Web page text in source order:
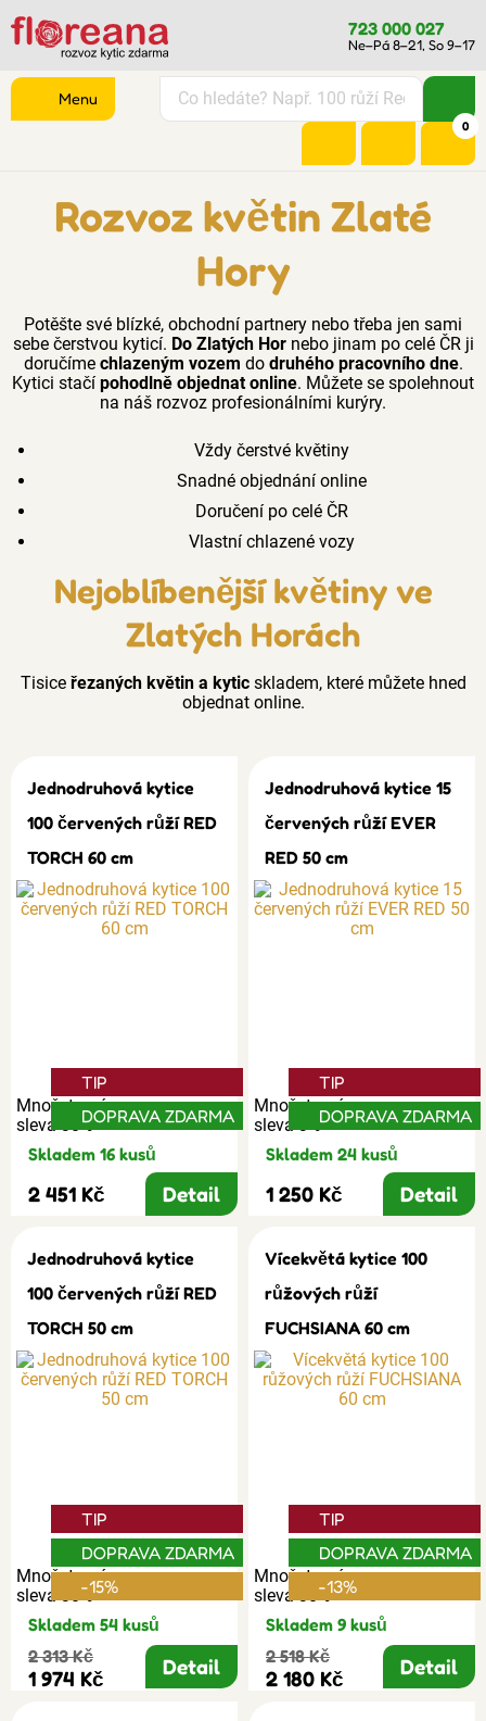
723 000 027
Ne–Pá 8–21, So 9–17
0
Menu
Rozvoz květin Zlaté
Hory
Potěšte své blízké, obchodní partnery nebo třeba jen sami
sebe čerstvou kyticí. Do Zlatých Hornebo jinam po celé ČR ji
doručíme chlazeným vozem do druhého pracovního dne.
Kytici stačí pohodlně objednat online. Můžete se spolehnout
na náš rozvoz profesionálními kurýry.
Vždy čerstvé květiny
Snadné objednání online
Doručení po celé ČR
Vlastní chlazené vozy
Nejoblíbenější květiny ve
Zlatých Horách
Tisice řezaných květin a kyticskladem, které můžete hned
objednat online.
Jednodruhová kytice
100 červených růží RED
TORCH 60 cm
Množstevní
sleva 30%
TIP
DOPRAVA ZDARMA
Skladem 16 kusů
2 451 Kč Detail
Jednodruhová kytice 15
červených růží EVER
RED 50 cm
Množstevní
sleva 3%
TIP
DOPRAVA ZDARMA
Skladem 24 kusů
1 250 Kč Detail
Jednodruhová kytice
100 červených růží RED
TORCH 50 cm
Množstevní
sleva 30%
TIP
DOPRAVA ZDARMA
-15%
Skladem 54 kusů
2 313 Kč
1 974 Kč Detail
Vícekvětá kytice 100
růžových růží
FUCHSIANA 60 cm
Množstevní
sleva 30%
TIP
DOPRAVA ZDARMA
-13%
Skladem 9 kusů
2 518 Kč
2 180 Kč Detail